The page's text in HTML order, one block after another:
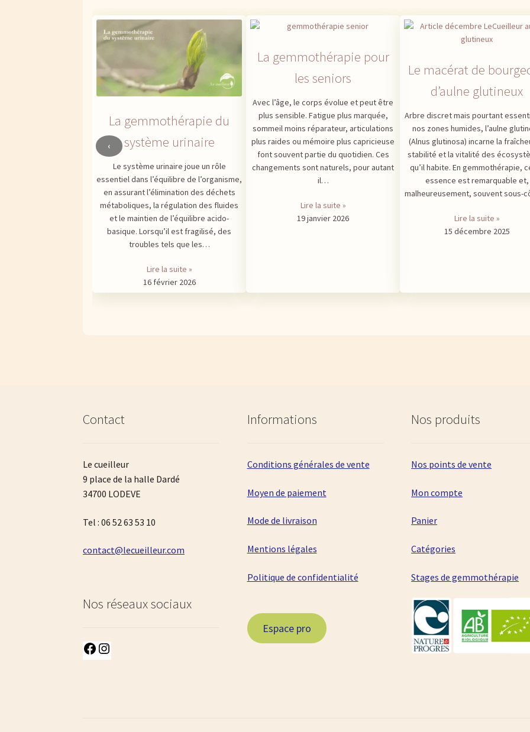
La gemmothérapie du
système urinaire
Le système urinaire joue un rôle
essentiel dans l’équilibre de l’organisme,
en assurant l’élimination des déchets
métaboliques, la régulation des fluides
et le maintien de l’équilibre acido-
basique. Lorsqu’il est fragilisé, des
troubles tels que les…
Lire la suite »
16 février 2026
La gemmothérapie pour
les seniors
Avec l’âge, le corps évolue et peut être
plus sensible. Fatigue plus marquée,
sommeil moins réparateur, articulations
plus raides ou mémoire plus capricieuse
font souvent partie du quotidien. Ces
changements sont naturels, pour autant
il…
Lire la suite »
19 janvier 2026
Le macérat de
d’aulne glutineux
Arbre discret mais pourtant
nos zones humides, l’aulne
(Alnus glutinosa) incarne la
stabilité et la vitalité des
qu’il habite. En gemmothérapie,
essence est remarquable et,
malheureusement, souvent sous-
Lire la suite »
15 décembre 2025
‹
Contact
Le cueilleur
9 place de la halle Dardé
34700 LODEVE
Tel : 06 52 63 53 10
contact@lecueilleur.com
Nos réseaux sociaux
Facebook
Informations
Conditions générales de vente
Moyen de paiement
Mode de livraison
Mentions légales
Politique de confidentialité
Espace pro
Nos produits
Nos points de vente
Mon compte
Panier
Catégories
Stages de gemmothérapie